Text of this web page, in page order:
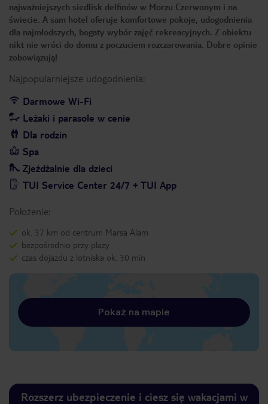
najważniejszych siedlisk delfinów w Morzu Czerwonym i na
świecie. A sam hotel oferuje komfortowe pokoje, udogodnienia
dla najmłodszych, bogaty wybór zajęć rekreacyjnych. Z obiektu
nikt nie wróci do domu z poczuciem rozczarowania. Dobre opinie
zobowiązują!
Najpopularniejsze udogodnienia:
Darmowe Wi-Fi
Leżaki i parasole w cenie
Dla rodzin
Spa
Zjeżdżalnie dla dzieci
TUI Service Center 24/7 + TUI App
Położenie:
ok. 37 km od centrum Marsa Alam
bezpośrednio przy plaży
czas dojazdu z lotniska ok. 30 min
Pokaż na mapie
Rozszerz ubezpieczenie i ciesz się wakacjami w